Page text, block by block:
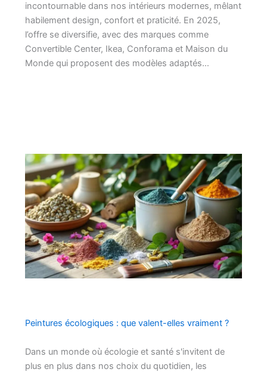
incontournable dans nos intérieurs modernes, mêlant
habilement design, confort et praticité. En 2025,
l’offre se diversifie, avec des marques comme
Convertible Center, Ikea, Conforama et Maison du
Monde qui proposent des modèles adaptés…
Peintures écologiques : que valent-elles vraiment ?
Dans un monde où écologie et santé s'invitent de
plus en plus dans nos choix du quotidien, les